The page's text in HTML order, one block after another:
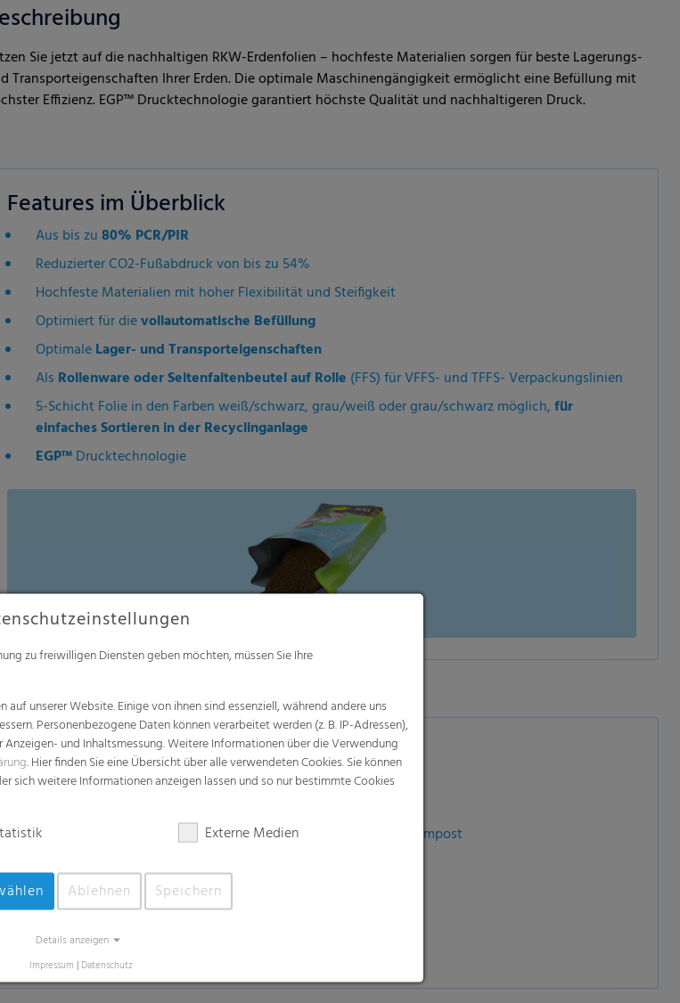
Sie jetzt auf die nachhaltigen RKW-Erdenfolien – hochfeste Materialien sorgen für beste Lagerungs-
Transporteigenschaften Ihrer Erden. Die optimale Maschinengängigkeit ermöglicht eine Befüllung mit
Effizienz. EGP™ Drucktechnologie garantiert höchste Qualität und nachhaltigeren Druck.
Features im Überblick
Aus bis zu80% PCR/PIR
Reduzierter CO2-Fußabdruck von bis zu 54%
Hochfeste Materialien mit hoher Flexibilität und Steifigkeit
Optimiert für dievollautomatische Befüllung
OptimaleLager- und Transporteigenschaften
Als Rollenware oder Seitenfaltenbeutel auf Rolle (FFS) für VFFS- und TFFS- Verpackungslinien
5-Schicht Folie in den Farben weiß/schwarz, grau/weiß oder grau/schwarz möglich,für
einfaches Sortieren in der Recyclinganlage
EGP™Drucktechnologie
Anwendungen
Für den Gartengebrauch
(Pflanzen, Obst, Gemüse, Kräuter, Bäume…), Mulch, Dünger, Kompost
(Holzschnitzel, Holz-Pellets)
Weitere Möglichkeiten
(Kies, Steine, Substrate)
zu freiwilligen Diensten geben möchten, müssen Sie Ihre
unserer Website. Einige von ihnen sind essenziell, während andere uns
Personenbezogene Daten können verarbeitet werden (z. B. IP-Adressen),
und Inhaltsmessung. Weitere Informationen über die Verwendung
. Hier finden Sie eine Übersicht über alle verwendeten Cookies. Sie können
sich weitere Informationen anzeigen lassen und so nur bestimmte Cookies
Externe Medien
Ablehnen Speichern
Details anzeigen
Impressum | Datenschutz